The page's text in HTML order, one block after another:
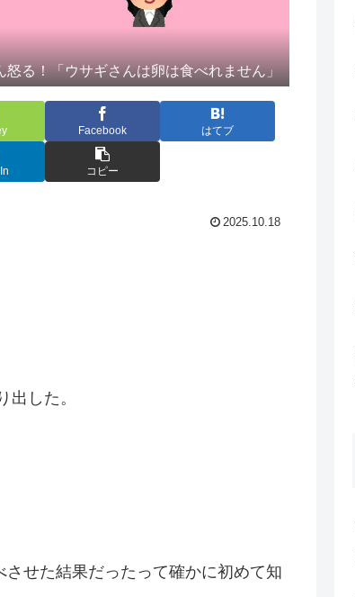
怒る！「ウサギさんは卵は食べれません」
Facebook はてブ
コピー
2025.10.18
した。
せた結果だったって確かに初めて知